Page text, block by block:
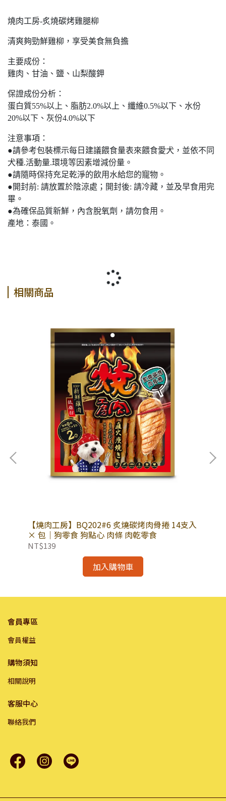
燒肉工房-炙燒碳烤雞腿柳
清爽夠勁鮮雞柳，享受美食無負擔
主要成份：
雞肉、甘油、鹽、山梨酸鉀
保證成份分析：
蛋白質55%以上、脂肪2.0%以上、纖維0.5%以下、水份
20%以下、灰份4.0%以下
注意事項：
●請參考包裝標示每日建議餵食量表來餵食愛犬，並依不同
犬種.活動量.環境等因素增減份量。
●請隨時保持充足乾淨的飲用水給您的寵物。
●開封前: 請放置於陰涼處；開封後: 請冷藏，並及早食用完
畢。
●為確保品質新鮮，內含脫氧劑，請勿食用。
產地：泰國。
相關商品
【燒肉工房】BQ202#6 炙燒碳烤肉骨捲 14支入
× 包｜狗零食 狗點心 肉條 肉乾零食
NT$139
加入購物車
會員專區
會員權益
購物須知
相關說明
客服中心
聯絡我們